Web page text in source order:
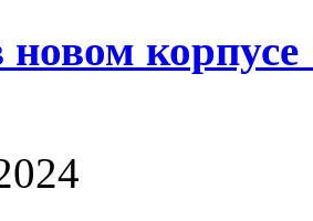
новом